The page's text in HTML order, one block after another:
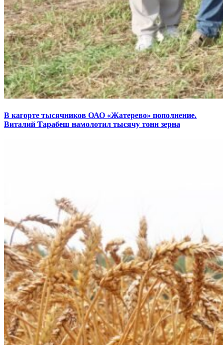
В кагорте тысячников ОАО «Жатерево» пополнение.
Виталий Тарабеш намолотил тысячу тонн зерна